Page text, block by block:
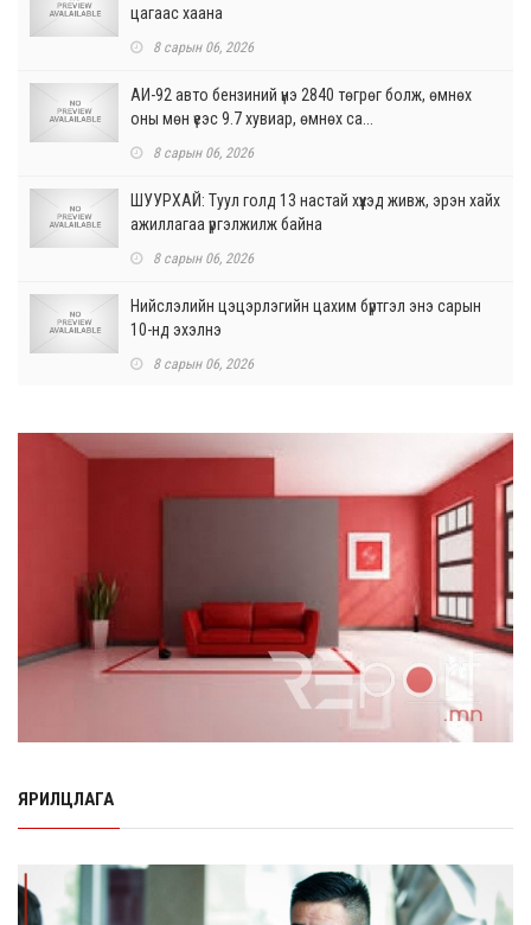
цагаас хаана
8 сарын 06, 2026
АИ-92 авто бензиний үнэ 2840 төгрөг болж, өмнөх
оны мөн үеэс 9.7 хувиар, өмнөх са...
8 сарын 06, 2026
ШУУРХАЙ: Туул голд 13 настай хүүхэд живж, эрэн хайх
ажиллагаа үргэлжилж байна
8 сарын 06, 2026
Нийслэлийн цэцэрлэгийн цахим бүртгэл энэ сарын
10-нд эхэлнэ
8 сарын 06, 2026
барилгын ажлын нийт гүйцэтгэл 74.5 хув...
Нэгдүгээр ангид элсэгчдийн бүртгэлийг энэ сарын 17-
ноос E-Mongolia системээр зохи...
Өчигдөр согтуугаар тээврийн хэрэгсэл жолоодсон
95 хэрэг бүртгэгджээ
Хүүхдийн мөнгө, халамж, тэтгэмжийг энэ сарын 20-нд
НӨАТ-ын буцаан олголтыг 8 хувь болгох өргөдөлд 14
ЯРИЛЦЛАГА